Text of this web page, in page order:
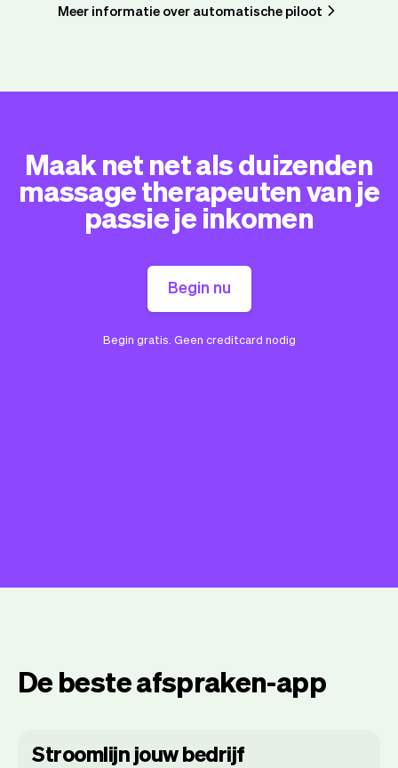
Meer informatie over automatische piloot
Maak net net als duizenden
massage therapeuten van je
passie je inkomen
Begin nu
Begin gratis. Geen creditcard nodig
De beste afspraken-app
Stroomlijn jouw bedrijf